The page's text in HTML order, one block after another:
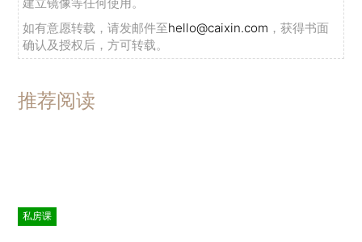
如有意愿转载，请发邮件至hello@caixin.com ，获得书面
确认及授权后，方可转载。
推荐阅读
私房课